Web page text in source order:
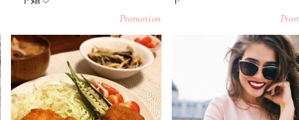
Promotion